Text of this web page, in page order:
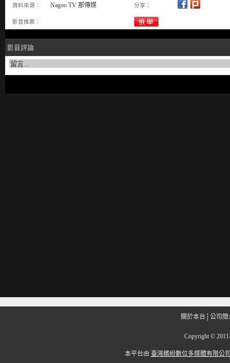
資料來源： Nagoo TV 那傳媒 分享：
影音推薦：
影音評論
關於本台 公司簡
Copyright ©
本平台由 臺灣繽紛數位多媒體有限公